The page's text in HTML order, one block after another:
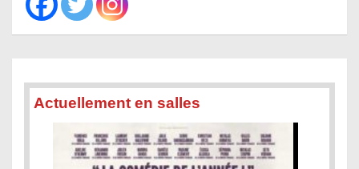
Actuellement en salles